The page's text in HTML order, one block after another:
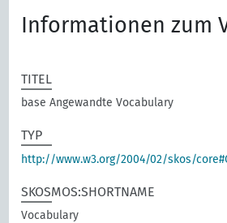
Informationen zum
TITEL
base Angewandte Vocabulary
TYP
http://www.w3.org/2004/02/skos/
SKOSMOS:SHORTNAME
Vocabulary